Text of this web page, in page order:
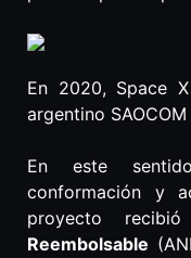
En 2020, Space
argentino SAOCOM
En este
conformación y
proyecto
Reembolsable